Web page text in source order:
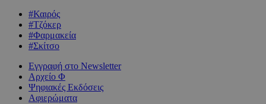
#Καιρός
#Τζόκερ
#Φαρμακεία
#Σκίτσο
Εγγραφή στο Newsletter
Αρχείο Φ
Ψηφιακές Εκδόσεις
Αφιερώματα